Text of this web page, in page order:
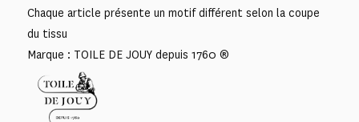
Chaque article présente un motif différent selon la coupe
du tissu
Marque : TOILE DE JOUY depuis 1760 ®